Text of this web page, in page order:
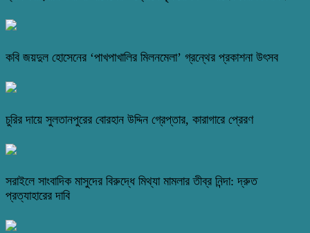
কবি জয়দুল হোসেনের ‘পাখপাখালির মিলনমেলা’ গ্রন্থের প্রকাশনা উৎসব
চুরির দায়ে সুলতানপুরের বোরহান উদ্দিন গ্রেপ্তার, কারাগারে প্রেরণ
সরাইলে সাংবাদিক মাসুদের বিরুদ্ধে মিথ্যা মামলার তীব্র নিন্দা: দ্রুত
প্রত্যাহারের দাবি